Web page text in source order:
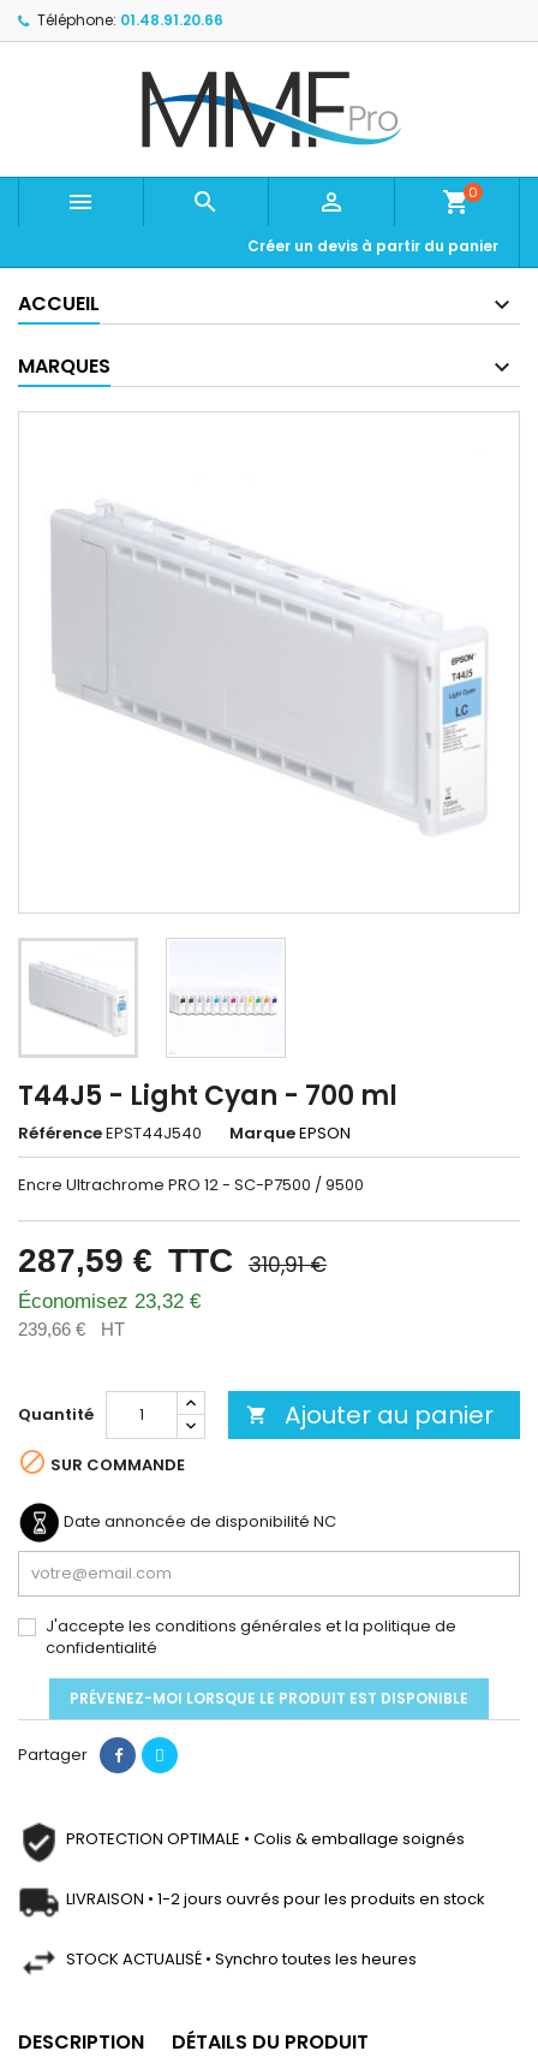
Téléphone: 01.48.91.20.66
   shopping_cart0
Créer un devis à partir du panier
ACCUEIL
MARQUES
T44J5 - Light Cyan - 700 ml
RéférenceEPST44J540 MarqueEPSON
Encre Ultrachrome PRO 12 - SC-P7500 / 9500
287,59 € TTC 310,91 €
Économisez 23,32 €
239,66 € HT
Quantité  Ajouter au panier
 SUR COMMANDE
Date annoncée de disponibilité NC
J'accepte les conditions générales et la politique de
confidentialité
PRÉVENEZ-MOI LORSQUE LE PRODUIT EST DISPONIBLE
Partager
PROTECTION OPTIMALE • Colis & emballage soignés
LIVRAISON • 1-2 jours ouvrés pour les produits en stock
STOCK ACTUALISÉ • Synchro toutes les heures
DESCRIPTION DÉTAILS DU PRODUIT